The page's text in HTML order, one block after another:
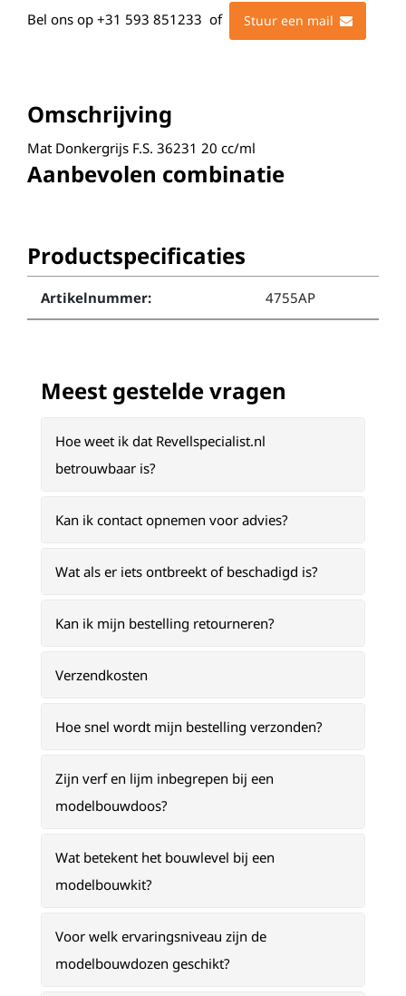
Bel ons op +31 593 851233 of Stuur een mail
Omschrijving
Mat Donkergrijs F.S. 36231 20 cc/ml
Aanbevolen combinatie
Productspecificaties
Artikelnummer: 4755AP
Meest gestelde vragen
Hoe weet ik dat Revellspecialist.nl
betrouwbaar is?
Kan ik contact opnemen voor advies?
Wat als er iets ontbreekt of beschadigd is?
Kan ik mijn bestelling retourneren?
Verzendkosten
Hoe snel wordt mijn bestelling verzonden?
Zijn verf en lijm inbegrepen bij een
modelbouwdoos?
Wat betekent het bouwlevel bij een
modelbouwkit?
Voor welk ervaringsniveau zijn de
modelbouwdozen geschikt?